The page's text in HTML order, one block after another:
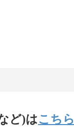
ど)はこちら